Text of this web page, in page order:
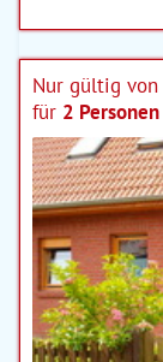
Nur gültig von
für 2 Personen